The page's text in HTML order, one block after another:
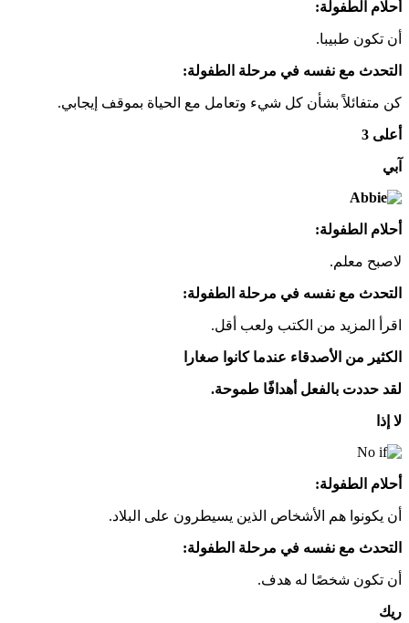
أحلام الطفولة:
أن تكون طبيبا.
التحدث مع نفسه في مرحلة الطفولة:
كن متفائلاً بشأن كل شيء وتعامل مع الحياة بموقف إيجابي.
أعلى 3
آبي
أحلام الطفولة:
لاصبح معلم.
التحدث مع نفسه في مرحلة الطفولة:
اقرأ المزيد من الكتب ولعب أقل.
الكثير من الأصدقاء عندما كانوا صغارا
لقد حددت بالفعل أهدافًا طموحة.
لا إذا
أحلام الطفولة:
أن يكونوا هم الأشخاص الذين يسيطرون على البلاد.
التحدث مع نفسه في مرحلة الطفولة:
أن تكون شخصًا له هدف.
ريك